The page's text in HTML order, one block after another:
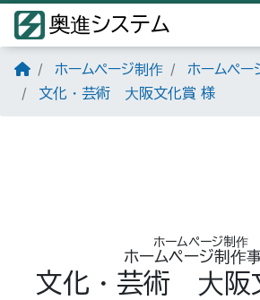
奥進システム
ホームページ制作
ホームペー
文化・芸術 大阪文化賞 様
ホームページ制作
ホームページ制作
文化・芸術 大阪